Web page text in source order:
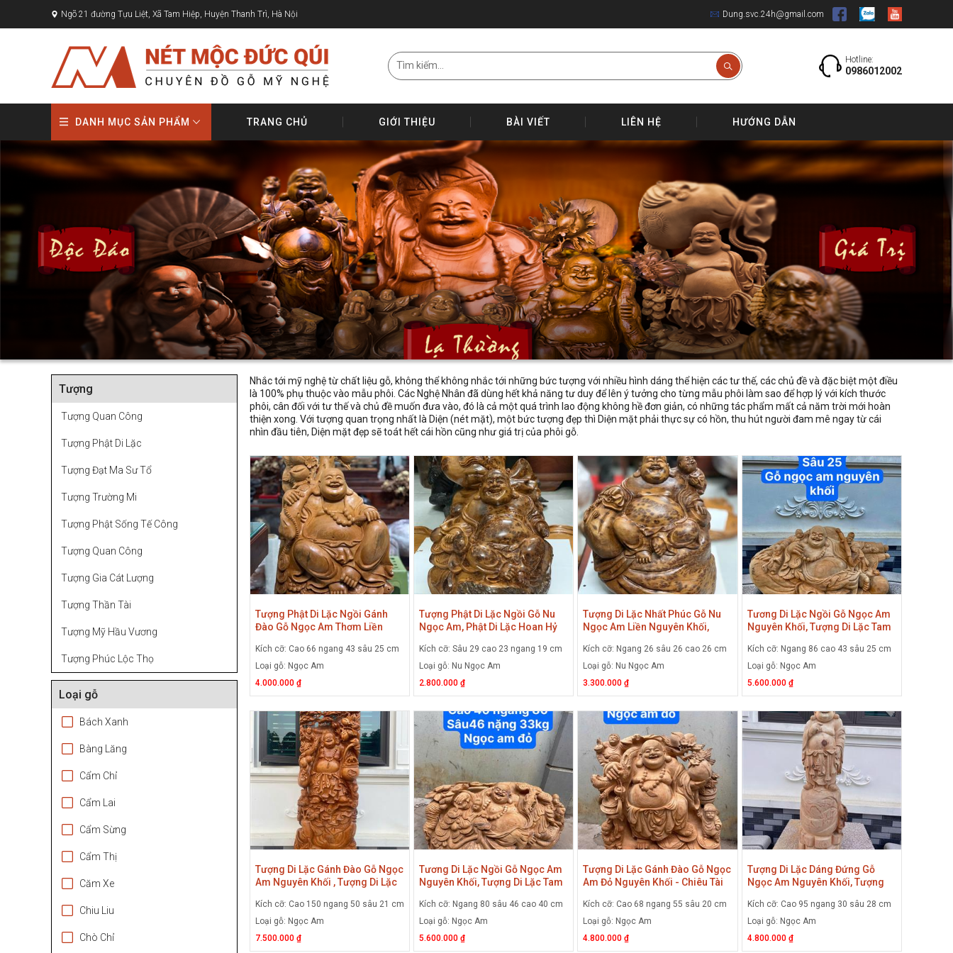
Ngõ 21 đường Tựu Liệt, Xã Tam Hiệp, Huyện Thanh Trì, Hà Nội Dung.svc.24h@gmail.com
Hotline:
0986012002
DANH MỤC SẢN PHẨM TRANG CHỦ GIỚI THIỆU BÀI VIẾT LIÊN HỆ HƯỚNG DẪN
Tượng
Tượng Quan Công
Tượng Phật Di Lặc
Tượng Đạt Ma Sư Tổ
Tượng Trường Mi
Tượng Phật Sống Tế Công
Tượng Quan Công
Tượng Gia Cát Lượng
Tượng Thần Tài
Tượng Mỹ Hầu Vương
Tượng Phúc Lộc Thọ
Loại gỗ
Bách Xanh
Bàng Lăng
Cẩm Chỉ
Cẩm Lai
Cẩm Sừng
Cẩm Thị
Căm Xe
Chiu Liu
Chò Chỉ
Nhắc tới mỹ nghệ từ chất liệu gỗ, không thể không nhắc tới những bức tượng với nhiều hình dáng thể hiện các tư thế, các chủ đề và đặc biệt một điều
là 100% phụ thuộc vào mẫu phôi. Các Nghệ Nhân đã dùng hết khả năng tư duy để lên ý tưởng cho từng mẫu phôi làm sao để hợp lý với kích thước
phôi, cân đối với tư thế và chủ đề muốn đưa vào, đó là cả một quá trình lao động không hề đơn giản, có những tác phẩm mất cả năm trời mới hoàn
thiện xong. Với tượng quan trọng nhất là Diện (nét mặt), một bức tượng đẹp thì Diện mặt phải thực sự có hồn, thu hút người đam mê ngay từ cái
nhìn đầu tiên, Diện mặt đẹp sẽ toát hết cái hồn cũng như giá trị của phôi gỗ.
Tượng Phật Di Lặc Ngồi Gánh
Đào Gỗ Ngọc Am Thơm Liền
Gánh Đào Gỗ Ngọc Am
Kích cỡ: Cao 66 ngang 43 sâu 25 cm
Loại gỗ: Ngọc Am
4.000.000 ₫
Tượng Phật Di Lặc Ngồi Gỗ Nu
Ngọc Am, Phật Di Lặc Hoan Hỷ
Liền Khối
Kích cỡ: Sâu 29 cao 23 ngang 19 cm
Loại gỗ: Nu Ngọc Am
2.800.000 ₫
Tượng Di Lặc Nhất Phúc Gỗ Nu
Ngọc Am Liền Nguyên Khối,
Am Ở Hà Nội
Kích cỡ: Ngang 26 sâu 26 cao 26 cm
Loại gỗ: Nu Ngọc Am
3.300.000 ₫
Tương Di Lặc Ngồi Gỗ Ngọc Am
Nguyên Khối, Tượng Di Lặc Tam
Kích cỡ: Ngang 86 cao 43 sâu 25 cm
Loại gỗ: Ngọc Am
5.600.000 ₫
Tượng Di Lặc Gánh Đào Gỗ Ngọc
Am Nguyên Khối , Tượng Di Lặc
Kích cỡ: Cao 150 ngang 50 sâu 21 cm
Loại gỗ: Ngọc Am
7.500.000 ₫
Tương Di Lặc Ngồi Gỗ Ngọc Am
Nguyên Khối, Tượng Di Lặc Tam
Kích cỡ: Ngang 80 sâu 46 cao 40 cm
Loại gỗ: Ngọc Am
5.600.000 ₫
Tượng Di Lặc Gánh Đào Gỗ Ngọc
Am Đỏ Nguyên Khối - Chiêu Tài
Kích cỡ: Cao 68 ngang 55 sâu 20 cm
Loại gỗ: Ngọc Am
4.800.000 ₫
Tượng Di Lặc Dáng Đứng Gỗ
Ngọc Am Nguyên Khối, Tượng
Am Để Mộc Thơm Nhiều Tinh
Dầu
Kích cỡ: Cao 95 ngang 30 sâu 28 cm
Loại gỗ: Ngọc Am
4.800.000 ₫